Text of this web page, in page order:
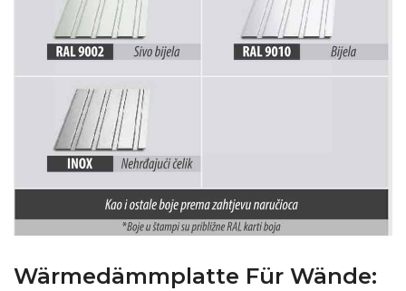
Wärmedämmplatte Für Wände: